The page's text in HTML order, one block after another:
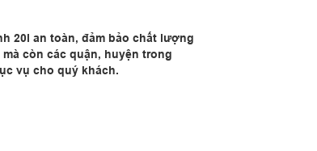
20l an toàn, đảm bảo chất lượng
còn các quận, huyện trong
vụ cho quý khách.